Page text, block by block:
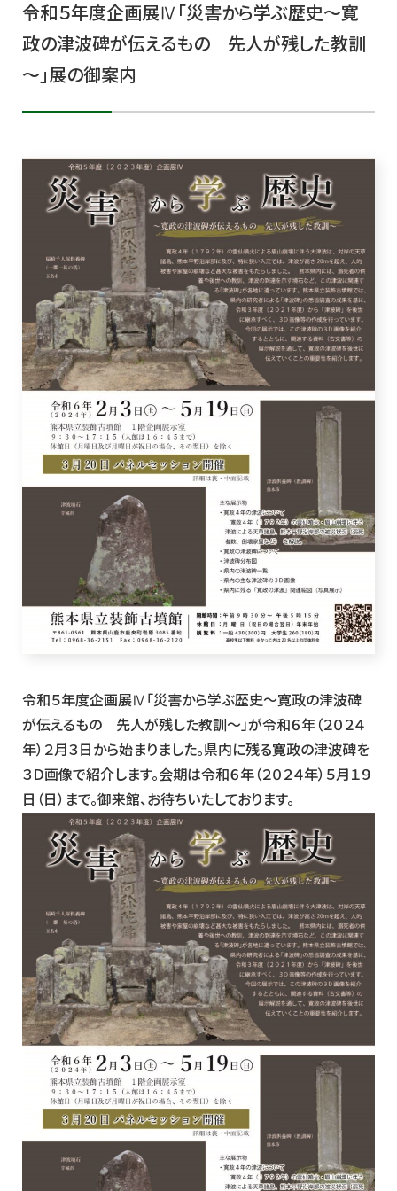
令和５年度企画展Ⅳ「災害から学ぶ歴史～寛
政の津波碑が伝えるもの 先人が残した教訓
～」展の御案内
令和５年度企画展Ⅳ「災害から学ぶ歴史～寛政の津波碑
が伝えるもの 先人が残した教訓～」が令和６年（２０２４
年）２月３日から始まりました。県内に残る寛政の津波碑を
３Ｄ画像で紹介します。会期は令和６年（２０２４年）５月１９
日（日）まで。御来館、お待ちいたしております。